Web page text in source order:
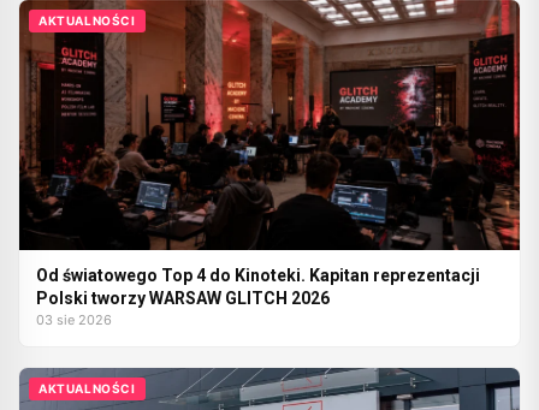
AKTUALNOŚCI
Od światowego Top 4 do Kinoteki. Kapitan reprezentacji
Polski tworzy WARSAW GLITCH 2026
03 sie 2026
AKTUALNOŚCI